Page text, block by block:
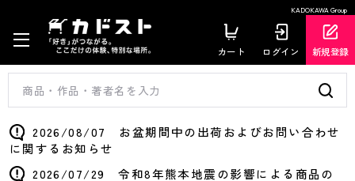
KADOKAWA Group
カート ログイン 新規登録
2026/08/07 お盆期間中の出荷およびお問い合わせ
に関するお知らせ
2026/07/29 令和8年熊本地震の影響による商品の